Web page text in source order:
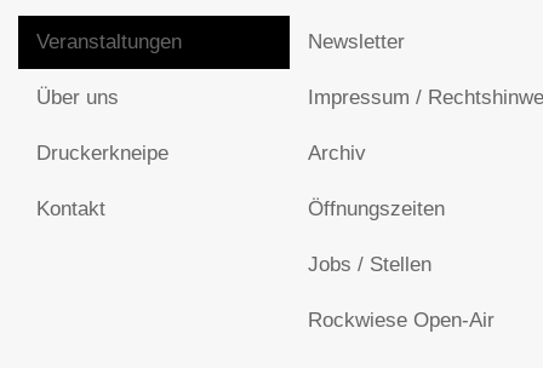
Veranstaltungen
Über uns
Druckerkneipe
Kontakt
Newsletter
Impressum /
Archiv
Öffnungszeiten
Jobs / Stellen
Rockwiese Open-Air